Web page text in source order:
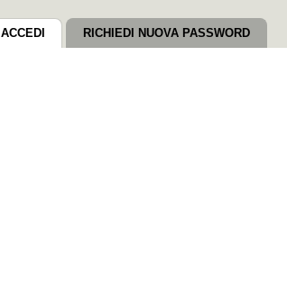
ACCEDI (SCHEDA ATTIVA)
RICHIEDI NUOVA PASSWORD